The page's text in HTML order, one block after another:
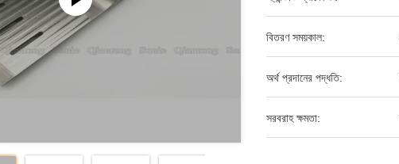
বিতরণ সময়কাল:
অর্থ প্রদানের পদ্ধতি:
সরবরাহ ক্ষমতা: